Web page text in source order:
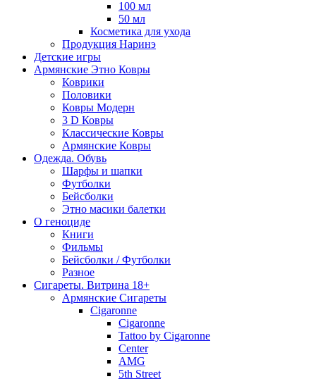
100 мл
50 мл
Косметика для ухода
Продукция Наринэ
Детские игры
Армянские Этно Ковры
Коврики
Половики
Ковры Модерн
3 D Ковры
Классические Ковры
Армянские Ковры
Одежда. Обувь
Шарфы и шапки
Футболки
Бейсболки
Этно масики балетки
О геноциде
Книги
Фильмы
Бейсболки / Футболки
Разное
Сигареты. Витрина 18+
Армянские Сигареты
Cigaronne
Cigaronne
Tattoo by Cigaronne
Center
AMG
5th Street